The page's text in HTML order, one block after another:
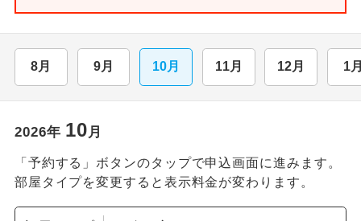
8月 9月 10月 11月 12月 1
2026年 10月
「予約する」ボタンのタップで申込画面に進みます。
部屋タイプを変更すると表示料金が変わります。